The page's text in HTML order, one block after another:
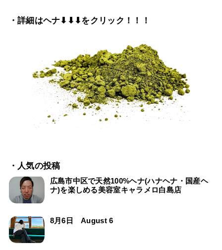
・詳細はヘナ⬇⬇⬇をクリック！！！
・人気の投稿
広島市中区で天然100%ヘナ(ハナヘナ・国産ヘ
ナ)を楽しめる美容室キャラメロ白島店
8月6日 August 6